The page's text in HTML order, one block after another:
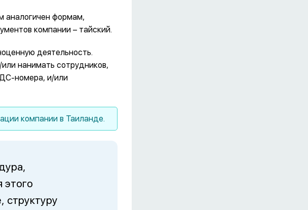
аналогичен формам,
компании – тайский.
деятельность.
нанимать сотрудников,
номера, и/или
компании в Таиланде.
этого
структуру